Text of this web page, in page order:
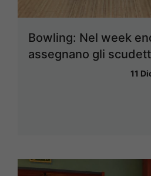
Bowling: Nel week
assegnano gli
11